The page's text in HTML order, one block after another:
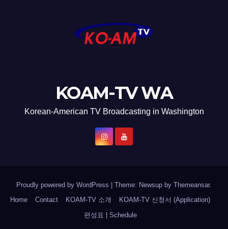
KOAM-TV WA
Korean-American TV Broadcasting in Washington
Proudly powered by WordPress Theme: Newsup by Themeansar.
Home
Contact KOAM-TV 소개
KOAM-TV 신청서 (Application)
편성표 | Schedule